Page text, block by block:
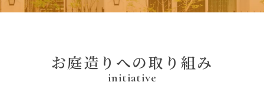
お庭造 り への取 り 組み
initiative